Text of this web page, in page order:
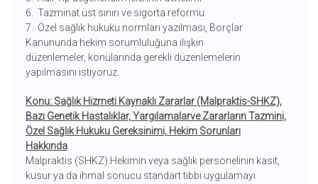
6. Tazminat üst sınırı ve sigorta reformu
7. Özel sağlık hukuku normları yazılması, Borçlar
Kanununda hekim sorumluluğuna ilişkin
düzenlemeler, konularında gerekli düzenlemelerin
yapılmasını istiyoruz.
Konu: Sağlık Hizmeti Kaynaklı Zararlar (Malpraktis-SHKZ),
Bazı Genetik Hastalıklar, Yargılamalarve Zararların Tazmini,
Özel Sağlık Hukuku Gereksinimi, Hekim Sorunları
Hakkında.
Malpraktis (SHKZ):Hekimin veya sağlık personelinin kasıt,
kusur ya da ihmal sonucu standart tıbbi uygulamayı